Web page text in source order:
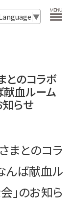
▼
とのコラボ
献血ルーム
らせ
まとのコラ
んば献血ル
」のお知ら